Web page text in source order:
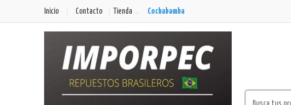
Inicio Contacto Tienda Cochabamba